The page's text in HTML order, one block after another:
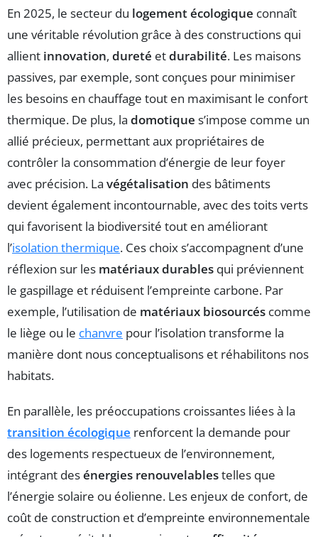
En 2025, le secteur du logement écologique connaît
une véritable révolution grâce à des constructions qui
allient innovation, dureté etdurabilité. Les maisons
passives, par exemple, sont conçues pour minimiser
les besoins en chauffage tout en maximisant le confort
thermique. De plus, la domotique s’impose comme un
allié précieux, permettant aux propriétaires de
contrôler la consommation d’énergie de leur foyer
avec précision. La végétalisation des bâtiments
devient également incontournable, avec des toits verts
qui favorisent la biodiversité tout en améliorant
l’isolation thermique. Ces choix s’accompagnent d’une
réflexion sur les matériaux durables qui préviennent
le gaspillage et réduisent l’empreinte carbone. Par
exemple, l’utilisation de matériaux biosourcés comme
le liège ou le chanvre pour l’isolation transforme la
manière dont nous conceptualisons et réhabilitons nos
habitats.
En parallèle, les préoccupations croissantes liées à la
transition écologique renforcent la demande pour
des logements respectueux de l’environnement,
intégrant desénergies renouvelablestelles que
l’énergie solaire ou éolienne. Les enjeux de confort, de
coût de construction et d’empreinte environnementale